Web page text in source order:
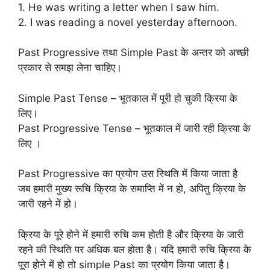
1. He was writing a letter when I saw him.
2. I was reading a novel yesterday afternoon.
Past Progressive तथा Simple Past के अन्तर को अच्छी
प्रकार से समझ लेना चाहिए।
Simple Past Tense – भूतकाल में पूरी हो चुकी क्रिया के
लिए।
Past Progressive Tense – भूतकाल में जारी रही क्रिया के
लिए ।
Past Progressive का प्रयोग उस स्थिति में किया जाता है
जब हमारी मुख्य रूचि क्रिया के समाप्ति में न हो, अपितु क्रिया के
जारी रहने में हो।
क्रिया के पूरे होने में हमारी रुचि कम होती है और क्रिया के जारी
रहने की स्थिति पर अधिक बल होता है। यदि हमारी रुचि क्रिया के
पूरा होने में हो तो simple Past का प्रयोग किया जाता है।